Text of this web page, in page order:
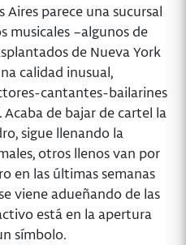
Aires parece una sucursal
musicales –algunos de
de Nueva York
calidad inusual,
cantantes-bailarines
de bajar de cartel la
sigue llenando la
otros llenos van por
en las últimas semanas
viene adueñando de las
está en la apertura
símbolo.